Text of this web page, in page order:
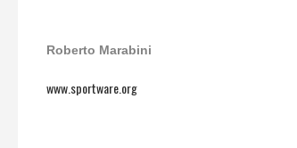
Roberto Marabini
www.sportware.org